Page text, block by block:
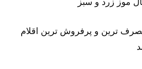
ترین و پرفروش ترین اقلام